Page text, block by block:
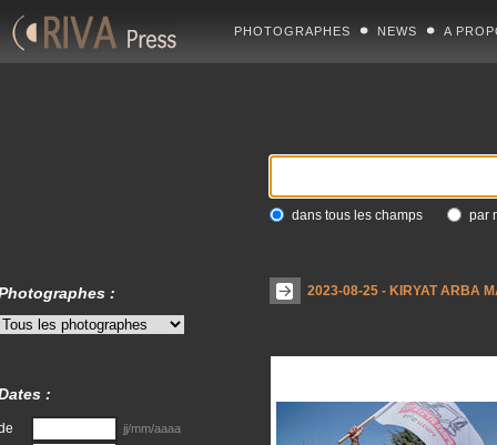
PHOTOGRAPHES NEWS A
dans tous les champs par
2023-08-25 - KIRYAT ARBA
:
:
jj/mm/aaaa